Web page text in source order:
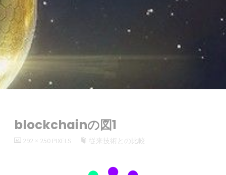
blockchainの図1
FULL292 × 250 PIXELS 従来技術との比較